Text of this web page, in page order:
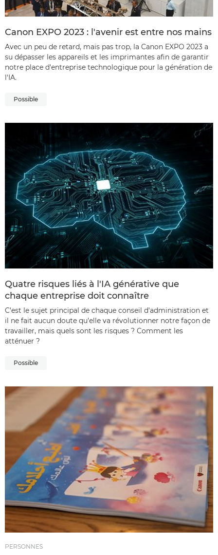
Canon EXPO 2023 : l'avenir est entre nos mains
Avec un peu de retard, mais pas trop, la Canon EXPO 2023 a
su dépasser les appareils et les imprimantes afin de garantir
notre place d'entreprise technologique pour la génération de
l'IA.
Possible
Quatre risques liés à l'IA générative que
chaque entreprise doit connaître
C'est le sujet principal de chaque conseil d'administration et
il ne fait aucun doute qu'elle va révolutionner notre façon de
travailler, mais quels sont les risques ? Comment les
atténuer ?
Possible
PERSONNES